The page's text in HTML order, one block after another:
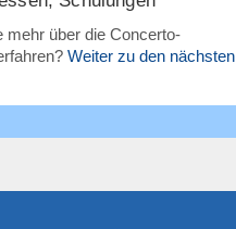
mehr über die Concerto-
Weiter zu den nächsten